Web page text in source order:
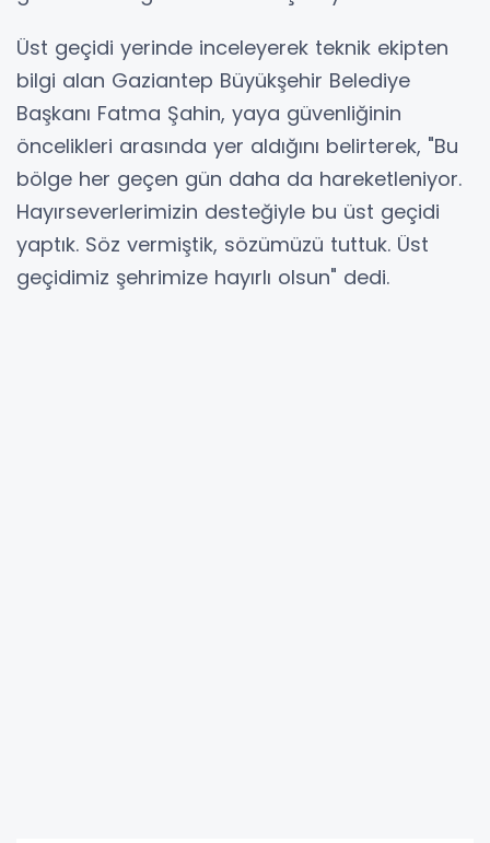
Üst geçidi yerinde inceleyerek teknik ekipten
bilgi alan Gaziantep Büyükşehir Belediye
Başkanı Fatma Şahin, yaya güvenliğinin
öncelikleri arasında yer aldığını belirterek, "Bu
bölge her geçen gün daha da hareketleniyor.
Hayırseverlerimizin desteğiyle bu üst geçidi
yaptık. Söz vermiştik, sözümüzü tuttuk. Üst
geçidimiz şehrimize hayırlı olsun" dedi.